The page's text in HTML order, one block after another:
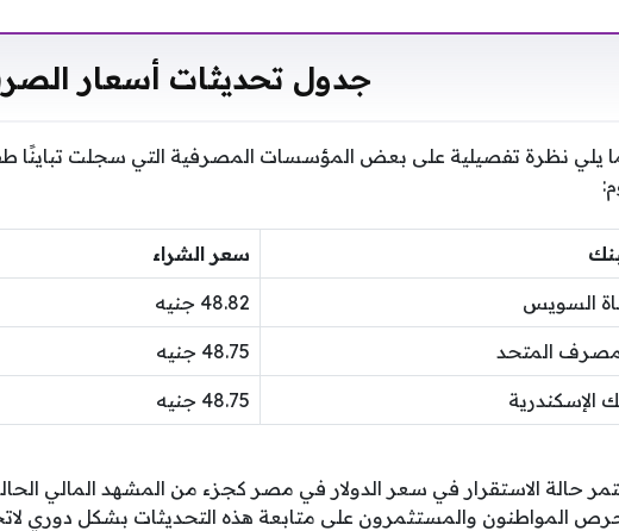
جدول تحديثات أسعار
يلي نظرة تفصيلية على بعض المؤسسات المصرفية التي سجلت تباينًا
سعر الشراء
السويس 48.82 جنيه
المتحد 48.75 جنيه
الإسكندرية 48.75 جنيه
حالة الاستقرار في سعر الدولار في مصر كجزء من المشهد المالي
المواطنون والمستثمرون على متابعة هذه التحديثات بشكل دوري